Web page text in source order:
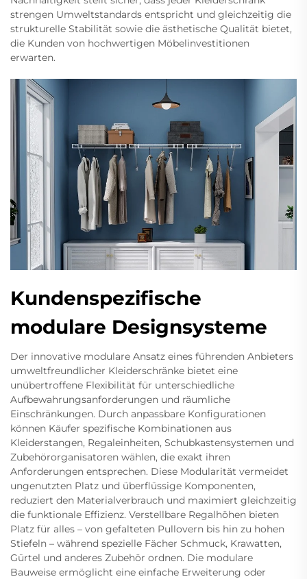
strengen Umweltstandards entspricht und gleichzeitig die
strukturelle Stabilität sowie die ästhetische Qualität bietet,
die Kunden von hochwertigen Möbelinvestitionen
erwarten.
Kundenspezifische
modulare Designsysteme
Der innovative modulare Ansatz eines führenden Anbieters
umweltfreundlicher Kleiderschränke bietet eine
unübertroffene Flexibilität für unterschiedliche
Aufbewahrungsanforderungen und räumliche
Einschränkungen. Durch anpassbare Konfigurationen
können Käufer spezifische Kombinationen aus
Kleiderstangen, Regaleinheiten, Schubkastensystemen und
Zubehörorganisatoren wählen, die exakt ihren
Anforderungen entsprechen. Diese Modularität vermeidet
ungenutzten Platz und überflüssige Komponenten,
reduziert den Materialverbrauch und maximiert gleichzeitig
die funktionale Effizienz. Verstellbare Regalhöhen bieten
Platz für alles – von gefalteten Pullovern bis hin zu hohen
Stiefeln – während spezielle Fächer Schmuck, Krawatten,
Gürtel und anderes Zubehör ordnen. Die modulare
Bauweise ermöglicht eine einfache Erweiterung oder